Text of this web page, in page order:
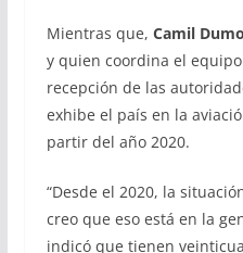
Mientras que, Camil
y quien coordina el
recepción de las
exhibe el país en la
partir del año 2020.
“Desde el 2020, la
creo que eso está en la
indicó que tienen